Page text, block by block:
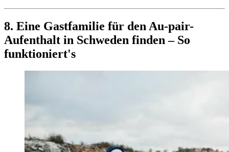
8. Eine Gastfamilie für den Au-pair-
Aufenthalt in Schweden finden – So
funktioniert's